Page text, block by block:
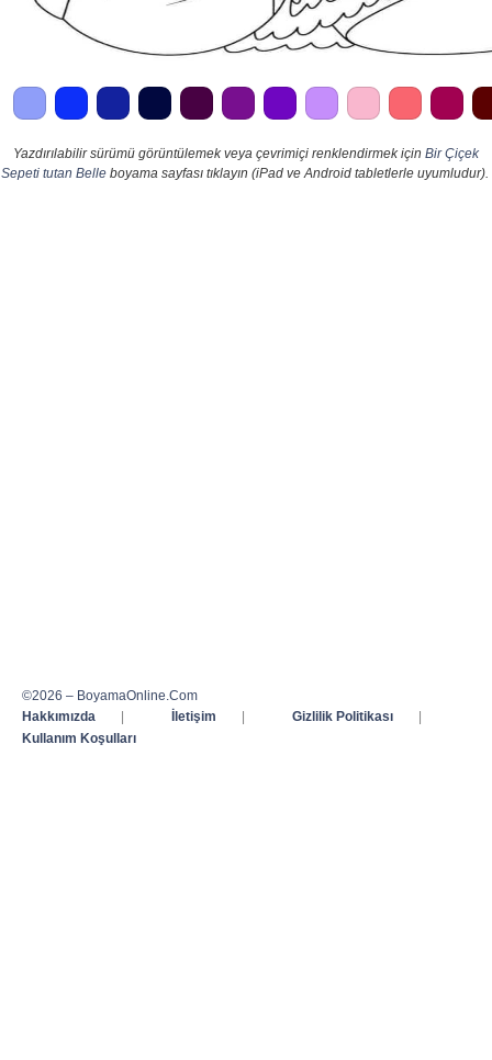
Yazdırılabilir sürümü görüntülemek veya çevrimiçi renklendirmek için Bir Çiçek
Sepeti tutan Belleboyama sayfası tıklayın (iPad ve Android tabletlerle uyumludur).
©2026 – BoyamaOnline.Com
Hakkımızda
| İletişim | Gizlilik Politikası
|
Kullanım Koşulları